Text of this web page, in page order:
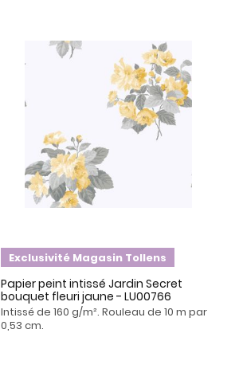
Exclusivité Magasin Tollens
Papier peint intissé Jardin Secret
bouquet fleuri jaune - LU00766
Intissé de 160 g/m². Rouleau de 10 m par
0,53 cm.